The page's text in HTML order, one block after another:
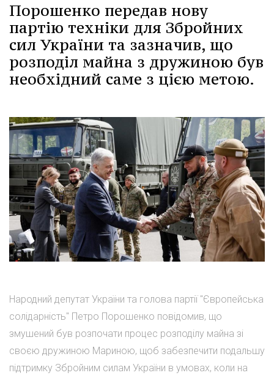
Порошенко передав нову
партію техніки для Збройних
сил України та зазначив, що
розподіл майна з дружиною був
необхідний саме з цією метою.
Народний депутат України та голова партії "Європейська
солідарність" Петро Порошенко повідомив, що
змушений був розпочати процес розподілу майна зі
своєю дружиною Мариною, щоб забезпечити подальшу
підтримку Збройним силам України в умовах, коли на